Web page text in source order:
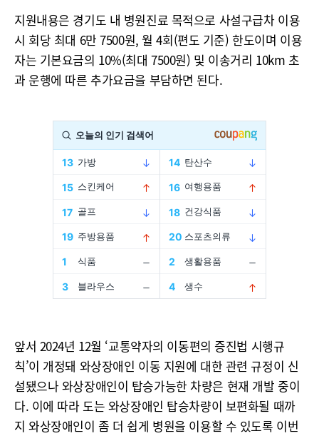
지원내용은 경기도 내 병원진료 목적으로 사설구급차 이용
시 회당 최대 6만 7500원, 월 4회(편도 기준) 한도이며 이용
자는 기본요금의 10%(최대 7500원) 및 이송거리 10km 초
과 운행에 따른 추가요금을 부담하면 된다.
앞서 2024년 12월 ‘교통약자의 이동편의 증진법 시행규
칙’이 개정돼 와상장애인 이동 지원에 대한 관련 규정이 신
설됐으나 와상장애인이 탑승가능한 차량은 현재 개발 중이
다. 이에 따라 도는 와상장애인 탑승차량이 보편화될 때까
지 와상장애인이 좀 더 쉽게 병원을 이용할 수 있도록 이번